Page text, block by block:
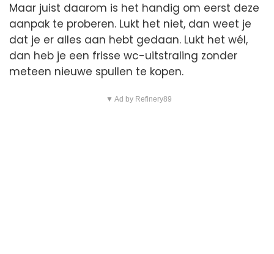
Maar juist daarom is het handig om eerst deze
aanpak te proberen. Lukt het niet, dan weet je
dat je er alles aan hebt gedaan. Lukt het wél,
dan heb je een frisse wc-uitstraling zonder
meteen nieuwe spullen te kopen.
▼ Ad by Refinery89